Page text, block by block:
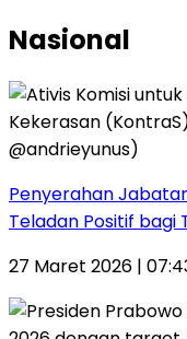
Nasional
Penyerahan
Teladan Positif bagi
27 Maret 2026 |